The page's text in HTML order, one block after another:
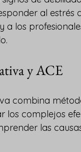
al
a los
y ACE
combina
los complejos
las